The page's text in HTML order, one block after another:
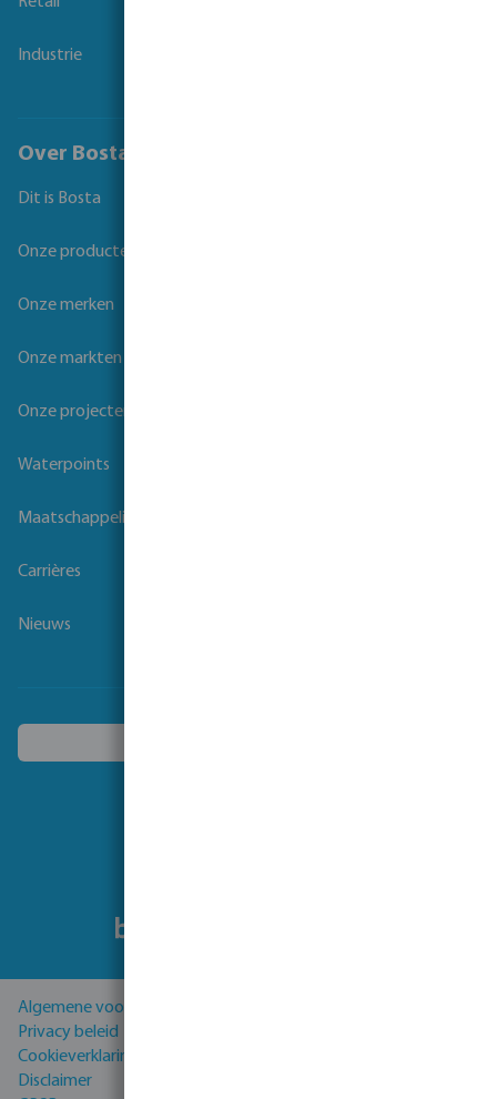
Industrie
Over Bosta
Dit is Bosta
Onze producten
Onze merken
Onze markten
Onze projecten
Waterpoints
Maatschappelijk verantwoord ondernemen
Carrières
Nieuws
Algemene voorwaarden
Privacy beleid
Cookieverklaring
Disclaimer